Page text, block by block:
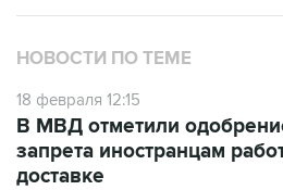
НОВОСТИ ПО ТЕМЕ
18 февраля 12:15
В МВД отметили
запрета иностранцам
доставке